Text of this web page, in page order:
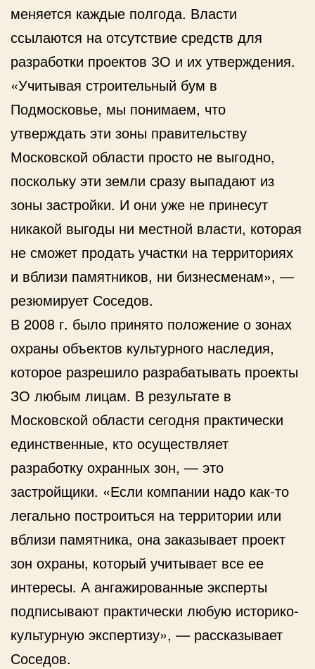
меняется каждые полгода. Власти
ссылаются на отсутствие средств для
разработки проектов ЗО и их утверждения.
«Учитывая строительный бум в
Подмосковье, мы понимаем, что
утверждать эти зоны правительству
Московской области просто не выгодно,
поскольку эти земли сразу выпадают из
зоны застройки. И они уже не принесут
никакой выгоды ни местной власти, которая
не сможет продать участки на территориях
и вблизи памятников, ни бизнесменам», —
резюмирует Соседов.
В 2008 г. было принято положение о зонах
охраны объектов культурного наследия,
которое разрешило разрабатывать проекты
ЗО любым лицам. В результате в
Московской области сегодня практически
единственные, кто осуществляет
разработку охранных зон, — это
застройщики. «Если компании надо как-то
легально построиться на территории или
вблизи памятника, она заказывает проект
зон охраны, который учитывает все ее
интересы. А ангажированные эксперты
подписывают практически любую историко-
культурную экспертизу», — рассказывает
Соседов.